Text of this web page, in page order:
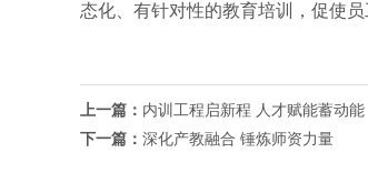
态化、有针对性的教育培训，促使
上一篇： 内训工程启新程人才赋能蓄动能
下一篇： 深化产教融合锤炼师资力量